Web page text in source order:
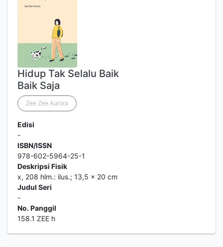
Hidup Tak Selalu Baik
Baik Saja
Zee Zee Aurora
Edisi
-
ISBN/ISSN
978-602-5964-25-1
Deskripsi Fisik
x, 208 hlm.: ilus.; 13,5 x 20 cm
Judul Seri
-
No. Panggil
158.1 ZEE h